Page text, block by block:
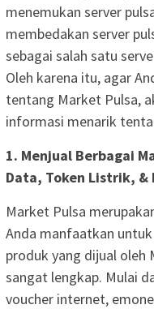
menemukan server
membedakan server
sebagai salah satu
Oleh karena itu, agar
tentang Market Pulsa,
informasi menarik
1. Menjual Berbagai
Data, Token Listrik, &
Market Pulsa
Anda manfaatkan
produk yang dijual oleh
sangat lengkap. Mulai
voucher internet,